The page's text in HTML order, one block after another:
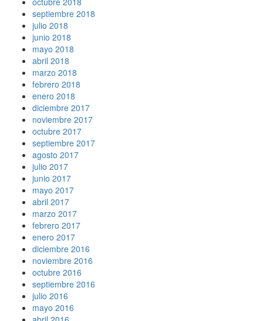
septiembre 2018
julio 2018
junio 2018
mayo 2018
abril 2018
marzo 2018
febrero 2018
enero 2018
diciembre 2017
noviembre 2017
octubre 2017
septiembre 2017
agosto 2017
julio 2017
junio 2017
mayo 2017
abril 2017
marzo 2017
febrero 2017
enero 2017
diciembre 2016
noviembre 2016
octubre 2016
septiembre 2016
julio 2016
mayo 2016